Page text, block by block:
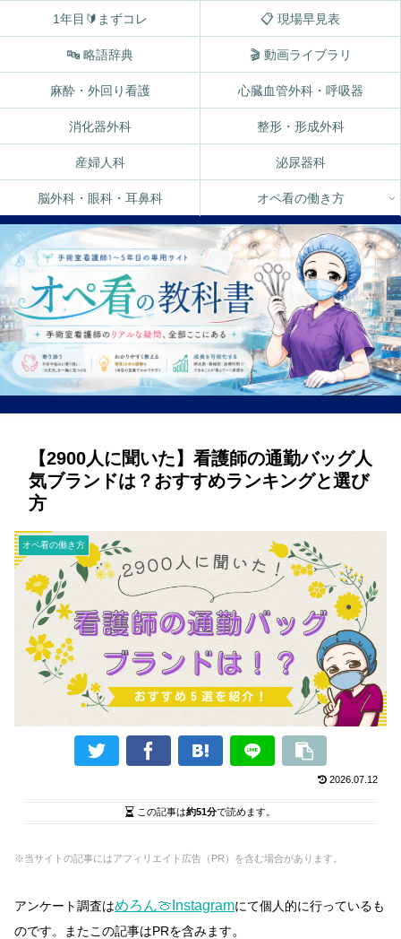
1年目🔰まずコレ 📋 現場早見表
🔤 略語辞典 🎬 動画ライブラリ
麻酔・外回り看護 心臓血管外科・呼吸器
消化器外科 整形・形成外科
産婦人科 泌尿器科
脳外科・眼科・耳鼻科 オペ看の働き方
【2900人に聞いた】看護師の通勤バッグ人
気ブランドは？おすすめランキングと選び
方
オペ看の働き方
2026.07.12
この記事は約51分で読めます。
※当サイトの記事にはアフィリエイト広告（PR）を含む場合があります。
アンケート調査はめろん🍈Instagramにて個人的に行っているも
のです。
またこの記事はPRを含みます。